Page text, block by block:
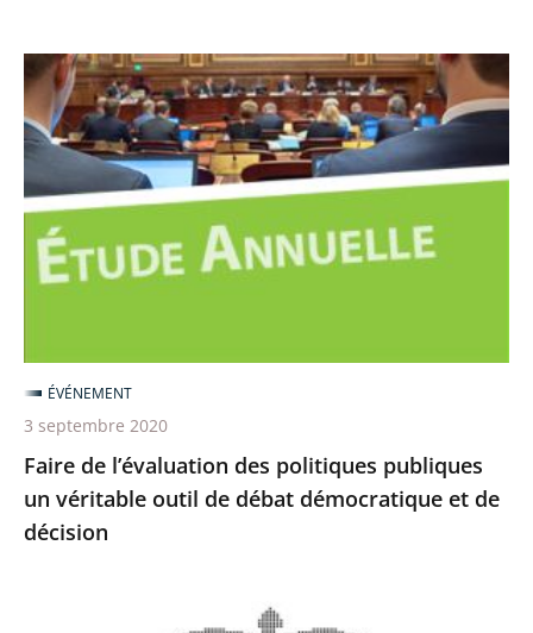
Faire
de
l’évaluation
politiques
publiques
un
de
débat
démocratique
et
de
décision
Faire de l’évaluation des politiques publiques
un véritable outil de débat démocratique et de
décision
ÉVÉNEMENT
3 septembre 2020